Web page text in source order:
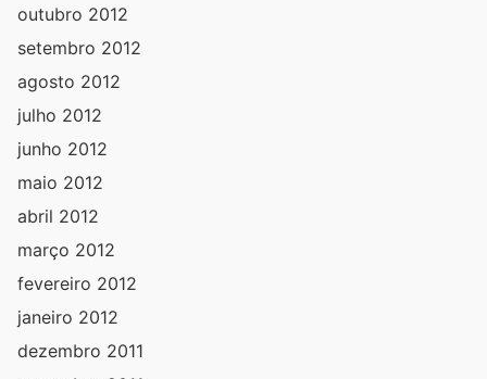
outubro 2012
setembro 2012
agosto 2012
julho 2012
junho 2012
maio 2012
abril 2012
março 2012
fevereiro 2012
janeiro 2012
dezembro 2011